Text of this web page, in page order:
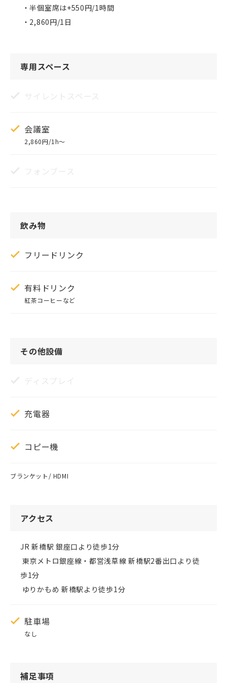
・2,860円/1日
専用スペース
会議室
2,860円/1h〜
飲み物
フリードリンク
有料ドリンク
紅茶コーヒーなど
その他設備
充電器
コピー機
ブランケット/ HDMI
アクセス
JR 新橋駅 銀座口より徒歩1分
歩1分
ゆりかもめ 新橋駅より徒歩1分
駐車場
なし
補足事項